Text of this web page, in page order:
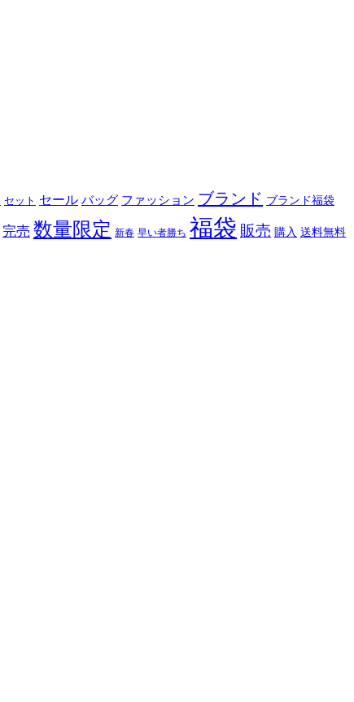
セット セール バッグ ファッション ブランド ブランド福袋
完売 数量限定 新春 早い者勝ち 福袋 販売 購入 送料無料